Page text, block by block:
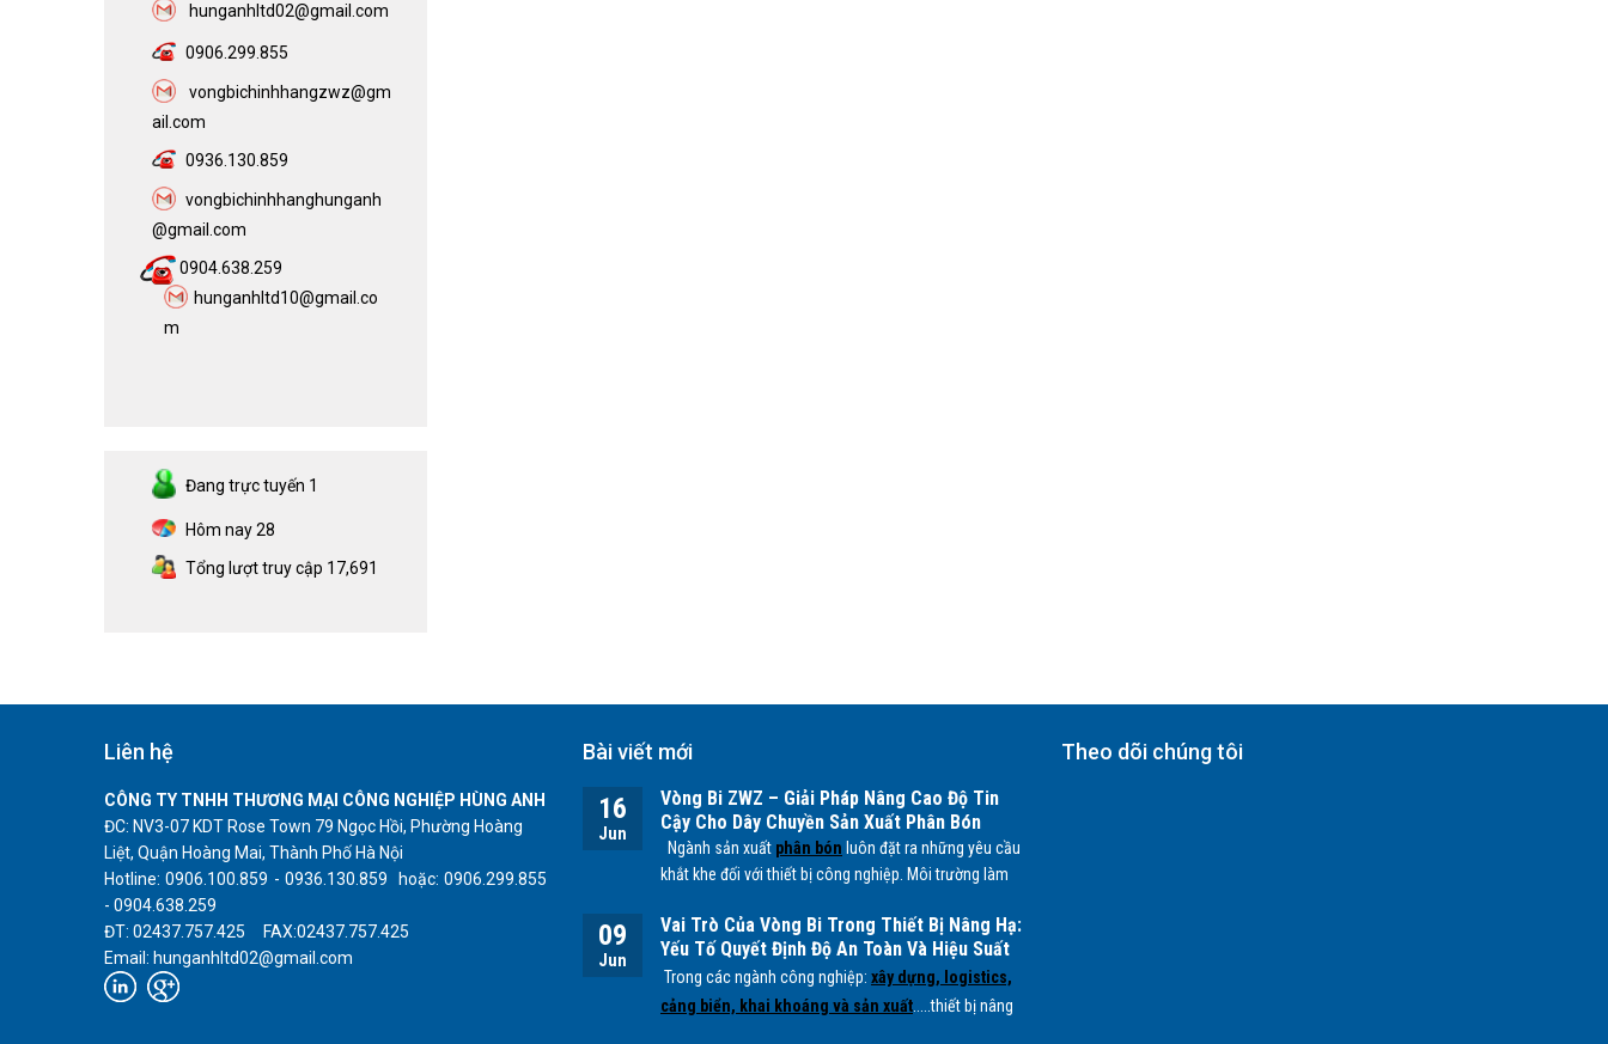
hunganhltd02@gmail.com
0906.299.855
vongbichinhhangzwz@gm
ail.com​
0936.130.859
vongbichinhhanghunganh
@gmail.com
0904.638.259
hunganhltd10@gmail.co
m
Đang trực tuyến 1
Hôm nay28
Tổng lượt truy cập 17,691
Liên hệ
CÔNG TY TNHH THƯƠNG MẠI CÔNG NGHIỆP HÙNG ANH
ĐC: NV3-07 KDT Rose Town 79 Ngọc Hồi, Phường Hoàng
Liệt, Quận Hoàng Mai, Thành Phố Hà Nội
Hotline: 0906.100.859 - 0936.130.859 hoặc: 0906.299.855
- 0904.638.259
ĐT: 02437.757.425 FAX:02437.757.425
Email: hunganhltd02@gmail.com
Bài viết mới
16
Jun
Vòng Bi ZWZ – Giải Pháp Nâng Cao Độ Tin
Cậy Cho Dây Chuyền Sản Xuất Phân Bón
Ngành sản xuất phân bón luôn đặt ra những yêu cầu
khắt khe đối với thiết bị công nghiệp. Môi trường làm
nhân hóa học từ quá trình sản xuấtNPK, lân, đạm...
có thể ảnh hưởng trực tiếp đến tuổi thọ của các bộ
phận cơ khí, đặc biệt là vòng bi.
09
Jun
Vai Trò Của Vòng Bi Trong Thiết Bị Nâng Hạ:
Yếu Tố Quyết Định Độ An Toàn Và Hiệu Suất
Vận Hành
Trong các ngành công nghiệp: xây dựng, logistics,
cảng biển, khai khoáng và sản xuất.....thiết bị nâng
Theo dõi chúng tôi